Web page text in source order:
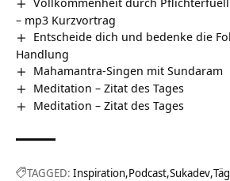
– mp3 Kurzvortrag
Entscheide dich und bedenke die
Handlung
Mahamantra-Singen mit Sundaram
Meditation – Zitat des Tages
Meditation – Zitat des Tages
TAGGED: Inspiration Podcast Sukadev